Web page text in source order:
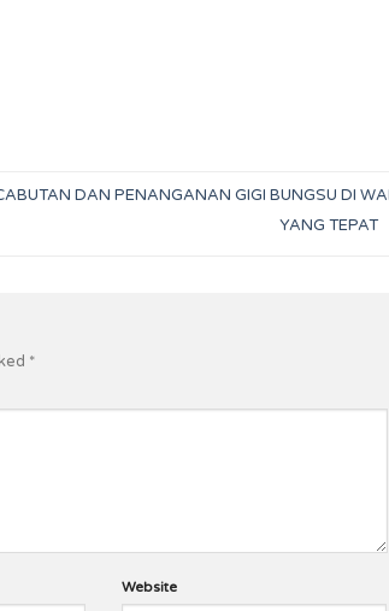
DAN PENANGANAN GIGI BUNGSU DI
YANG TEPAT
*
Website